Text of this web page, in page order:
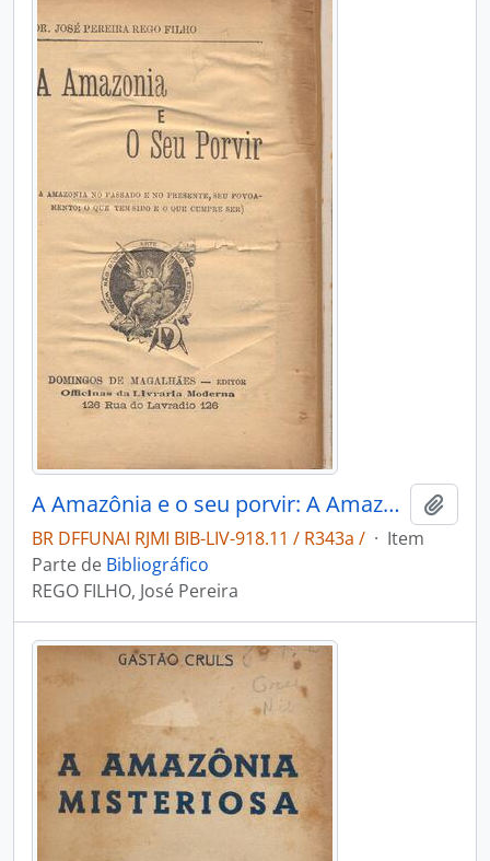
A Amazônia e o seu porvir: A Amazônia no passado e no presente, seu povoamento; o que tem sido e o que cumpre ser.
BR DFFUNAI RJMI BIB-LIV-918.11 / R343a / · Item
Parte de Bibliográfico
REGO FILHO, José Pereira